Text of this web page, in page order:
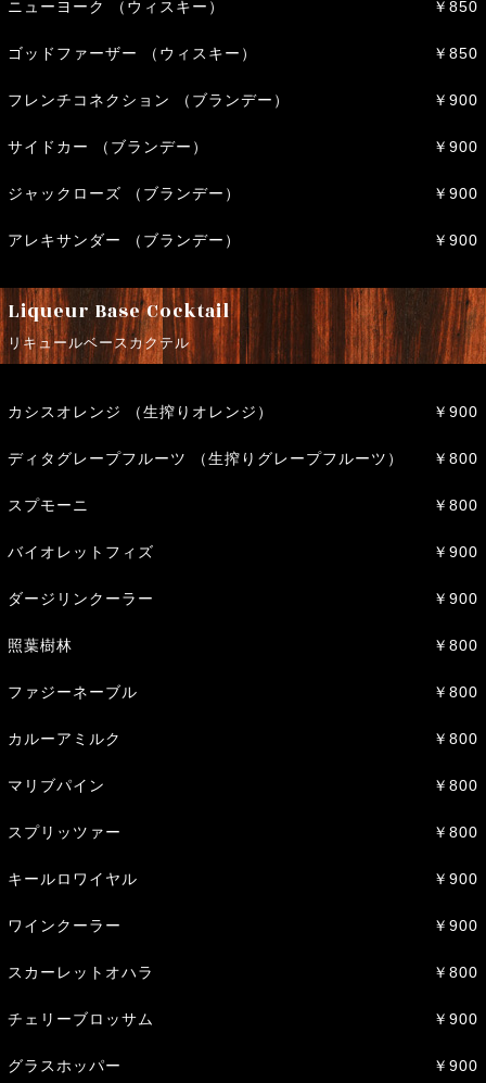
ニューヨーク （ウィスキー） ￥850
ゴッドファーザー （ウィスキー） ￥850
フレンチコネクション （ブランデー） ￥900
サイドカー （ブランデー） ￥900
ジャックローズ （ブランデー） ￥900
アレキサンダー （ブランデー） ￥900
Liqueur Base Cocktail
リキュールベースカクテル
カシスオレンジ （生搾りオレンジ） ￥900
ディタグレープフルーツ （生搾りグレープフルーツ） ￥800
スプモーニ ￥800
バイオレットフィズ ￥900
ダージリンクーラー ￥900
照葉樹林 ￥800
ファジーネーブル ￥800
カルーアミルク ￥800
マリブパイン ￥800
スプリッツァー ￥800
キールロワイヤル ￥900
ワインクーラー ￥900
スカーレットオハラ ￥800
チェリーブロッサム ￥900
グラスホッパー ￥900